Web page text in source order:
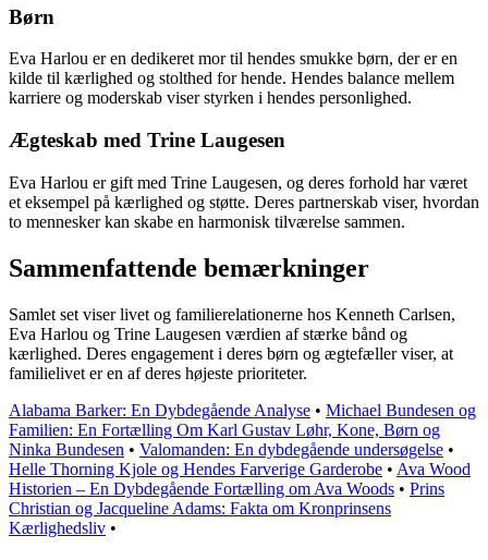
Børn
Eva Harlou er en dedikeret mor til hendes smukke børn, der er en
kilde til kærlighed og stolthed for hende. Hendes balance mellem
karriere og moderskab viser styrken i hendes personlighed.
Ægteskab med Trine Laugesen
Eva Harlou er gift med Trine Laugesen, og deres forhold har været
et eksempel på kærlighed og støtte. Deres partnerskab viser, hvordan
to mennesker kan skabe en harmonisk tilværelse sammen.
Sammenfattende bemærkninger
Samlet set viser livet og familierelationerne hos Kenneth Carlsen,
Eva Harlou og Trine Laugesen værdien af stærke bånd og
kærlighed. Deres engagement i deres børn og ægtefæller viser, at
familielivet er en af deres højeste prioriteter.
Alabama Barker: En Dybdegående Analyse • Michael Bundesen og
Familien: En Fortælling Om Karl Gustav Løhr, Kone, Børn og
Ninka Bundesen • Valomanden: En dybdegående undersøgelse •
Helle Thorning Kjole og Hendes Farverige Garderobe • Ava Wood
Historien – En Dybdegående Fortælling om Ava Woods • Prins
Christian og Jacqueline Adams: Fakta om Kronprinsens
Kærlighedsliv •